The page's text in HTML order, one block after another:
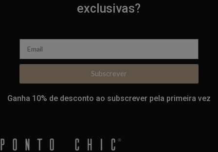
exclusivas?
Subscrever
Ganha 10% de desconto ao subscrever pela primeira vez